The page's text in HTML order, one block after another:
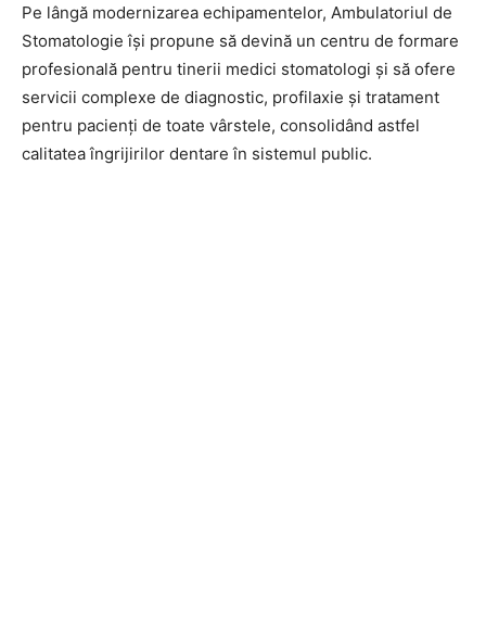
Pe lângă modernizarea echipamentelor, Ambulatoriul de
Stomatologie își propune să devină un centru de formare
profesională pentru tinerii medici stomatologi și să ofere
servicii complexe de diagnostic, profilaxie și tratament
pentru pacienți de toate vârstele, consolidând astfel
calitatea îngrijirilor dentare în sistemul public.